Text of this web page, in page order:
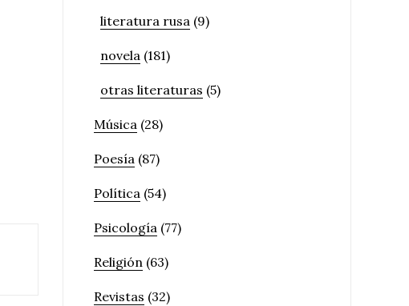
literatura rusa (9)
novela (181)
otras literaturas (5)
Música (28)
Poesía (87)
Política (54)
Psicología (77)
Religión (63)
Revistas (32)